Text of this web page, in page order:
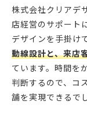
株式会社クリアデ
店経営のサポート
デザインを手掛け
動線設計と、来店
ています。時間を
判断するので、コ
舗を実現できるで